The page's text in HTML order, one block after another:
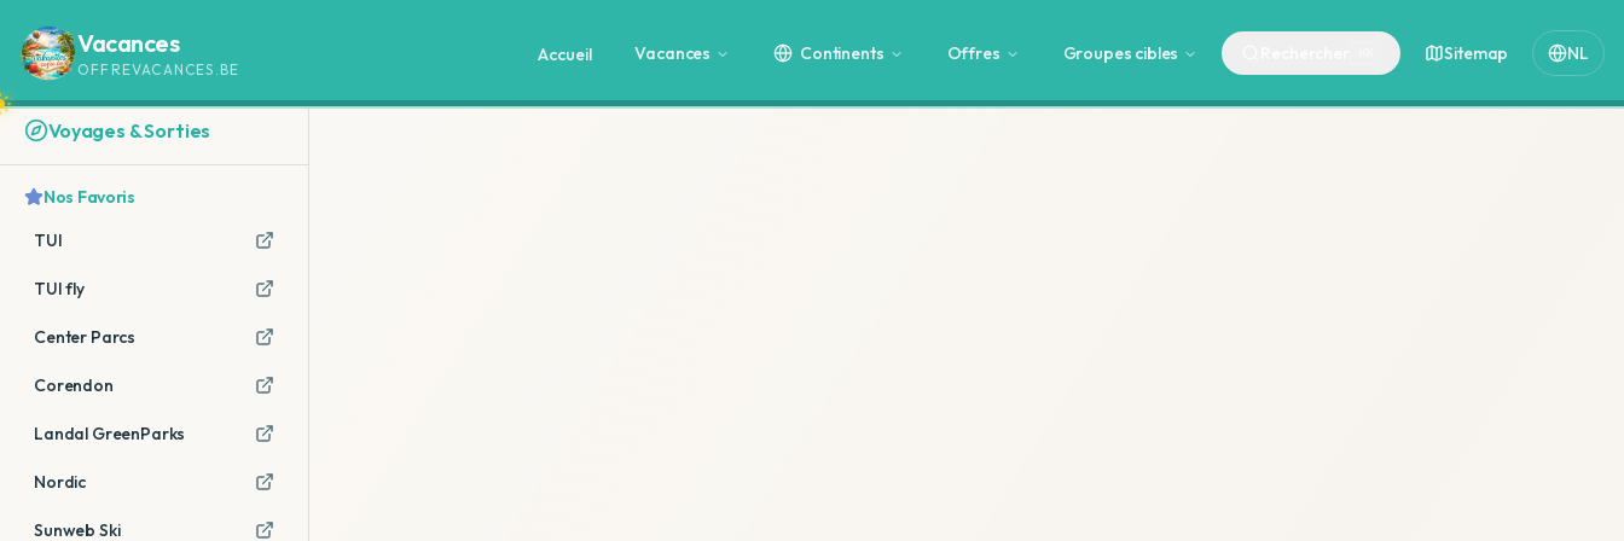
Vacances
OFFREVACANCES.BE
Accueil Vacances Continents Offres Groupes cibles Sitemap NL
Voyages & Sorties
Nos Favoris
TUI
TUI fly
Center Parcs
Corendon
Landal GreenParks
Nordic
Sunweb Ski